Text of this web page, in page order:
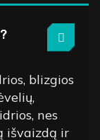
blizgios
nes
išvaizdą ir